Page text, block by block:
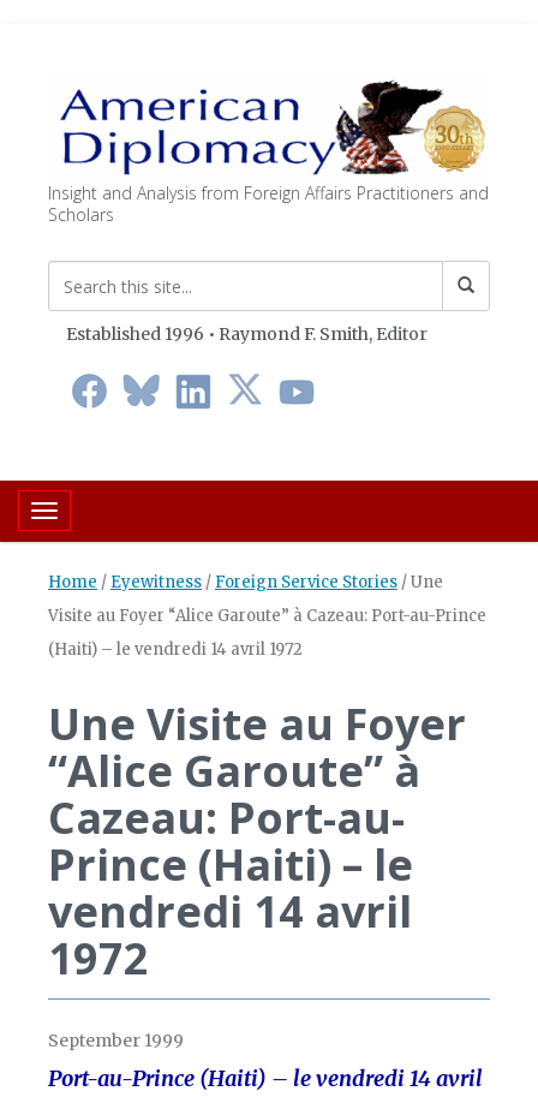
Insight and Analysis from Foreign Affairs Practitioners and
Scholars
Established 1996 • Raymond F. Smith, Editor
Toggle navigation
Home / Eyewitness / Foreign Service Stories /Une
Visite au Foyer “Alice Garoute” à Cazeau: Port-au-Prince
(Haiti) – le vendredi 14 avril 1972
Une Visite au Foyer
“Alice Garoute” à
Cazeau: Port-au-
Prince (Haiti) – le
vendredi 14 avril
1972
September 1999
Port-au-Prince (Haiti) – le vendredi 14 avril